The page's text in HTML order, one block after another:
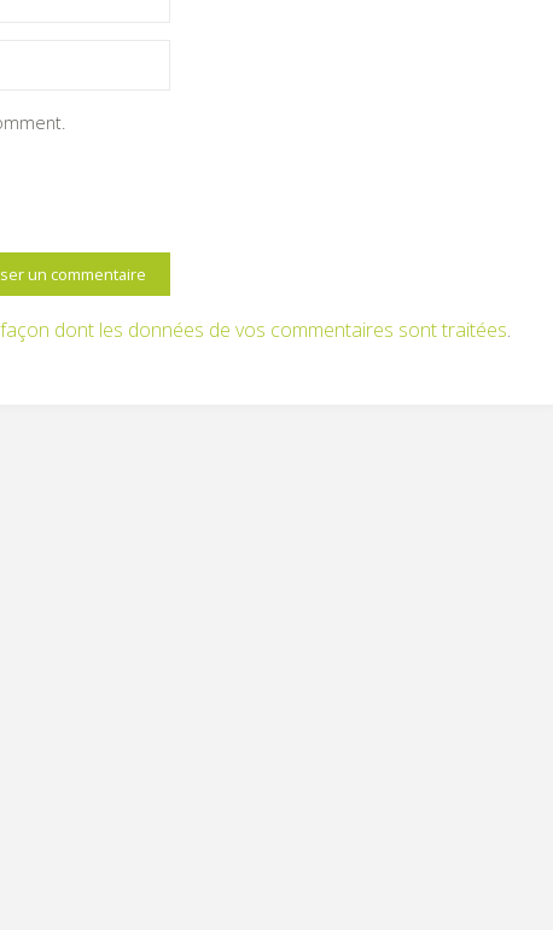
dont les données de vos commentaires sont traitées.